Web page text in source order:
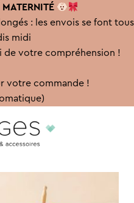
MATERNITÉ
: les envois se font tous
midi
de votre compréhension !
votre commande !